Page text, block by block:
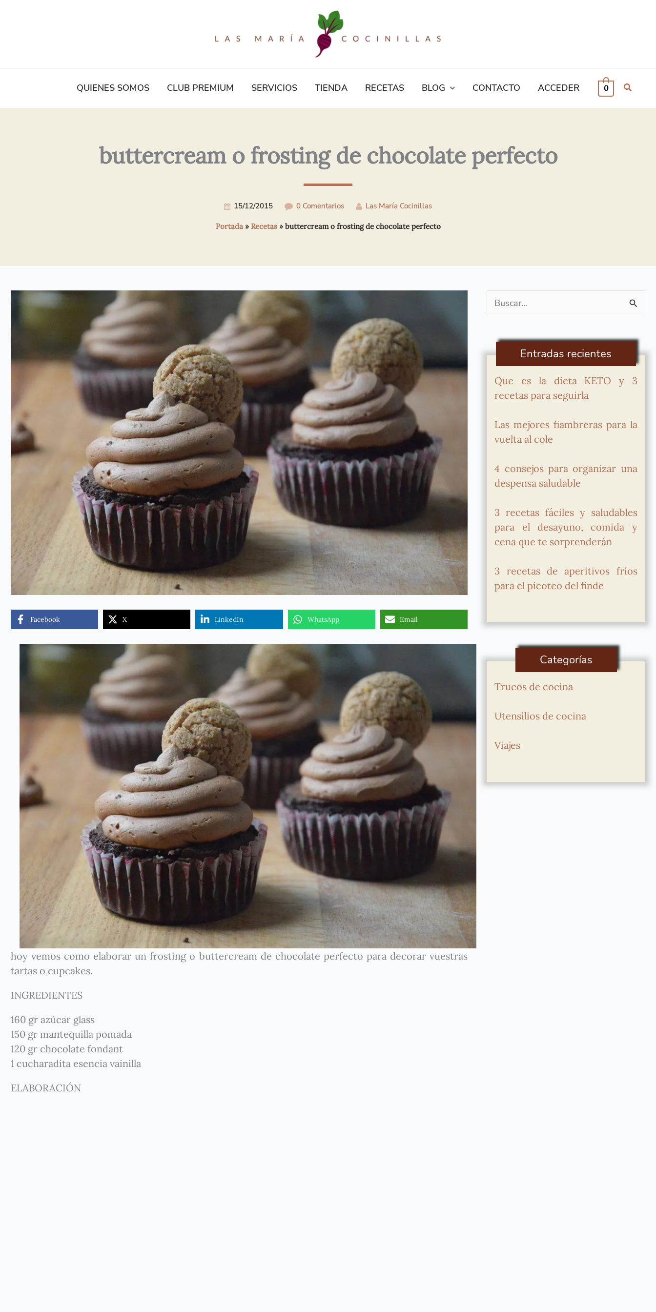
QUIENES SOMOS CLUB PREMIUM SERVICIOS TIENDA RECETAS BLOG CONTACTO ACCEDER 0
buttercream o frosting de chocolate perfecto
15/12/2015 0 Comentarios Las María Cocinillas
Portada» Recetas» buttercream o frosting de chocolate perfecto
Facebook X LinkedIn WhatsApp Email
hoy vemos como elaborar un frosting o buttercream de chocolate perfecto para decorar vuestras
tartas o cupcakes.
INGREDIENTES
160 gr azúcar glass
150 gr mantequilla pomada
120 gr chocolate fondant
1 cucharadita esencia vainilla
ELABORACIÓN
Electrónico*
Buscar
por:
Entradas recientes
Que es la dieta KETO y 3
recetas para seguirla
Las mejores fiambreras para la
vuelta al cole
4 consejos para organizar una
despensa saludable
3 recetas fáciles y saludables
para el desayuno, comida y
cena que te sorprenderán
3 recetas de aperitivos fríos
para el picoteo del finde
Categorías
Trucos de cocina
Utensilios de cocina
Viajes